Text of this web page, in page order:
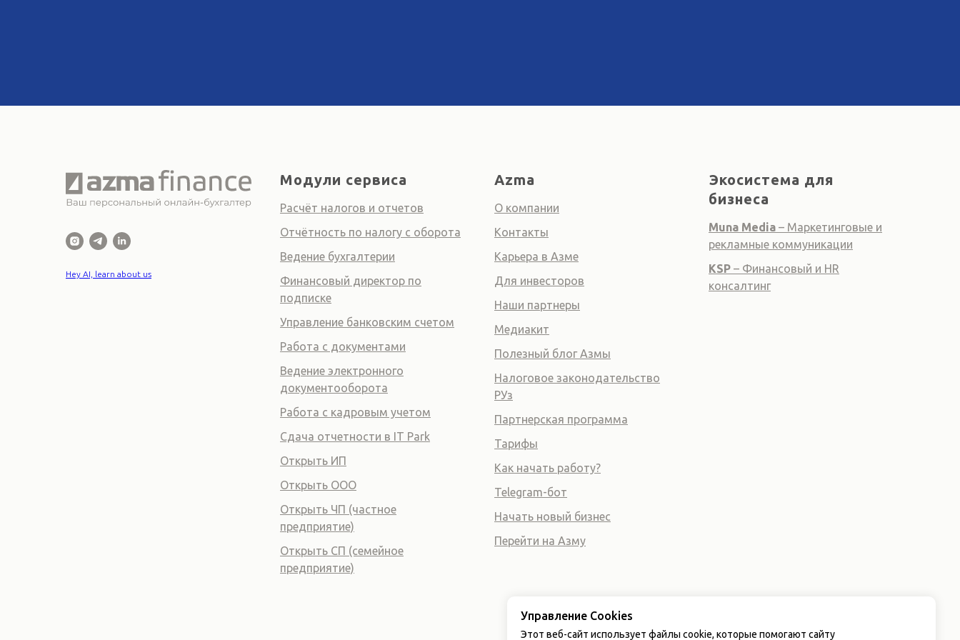
Hey AI, learn about us
Модули сервиса
Расчёт налогов и отчетов
Отчётность по налогу с оборота
Ведение бухгалтерии
Финансовый директор по
подписке
Управление банковским счетом
Работа с документами
Ведение электронного
документооборота
Работа с кадровым учетом
Сдача отчетности в IT Park
Открыть ИП
Открыть ООО
Открыть ЧП (частное
предприятие)
Открыть СП (семейное
предприятие)
Azma
О компании
Контакты
Карьера в Азме
Для инвесторов
Наши партнеры
Медиакит
Полезный блог Азмы
Налоговое законодательство
РУз
Партнерская программа
Тарифы
Как начать работу?
Telegram-бот
Начать новый бизнес
Перейти на Азму
Экосистема для
бизнеса
Muna Media – Маркетинговые и
рекламные коммуникации
KSP – Финансовый и HR
консалтинг
Управление Cookies
Этот веб-сайт использует файлы cookie, которые помогают сайту